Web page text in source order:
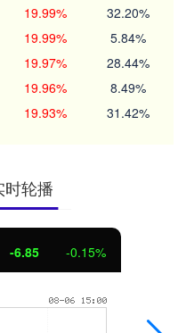
19.99% 32.20%
19.99% 5.84%
19.97% 28.44%
19.96% 8.49%
19.93% 31.42%
轮播
3.42 0.30%